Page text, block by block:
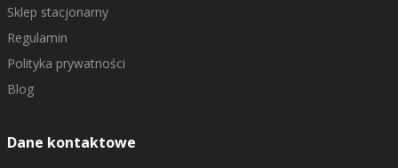
Sklep stacjonarny
Regulamin
Polityka prywatności
Blog
Dane kontaktowe